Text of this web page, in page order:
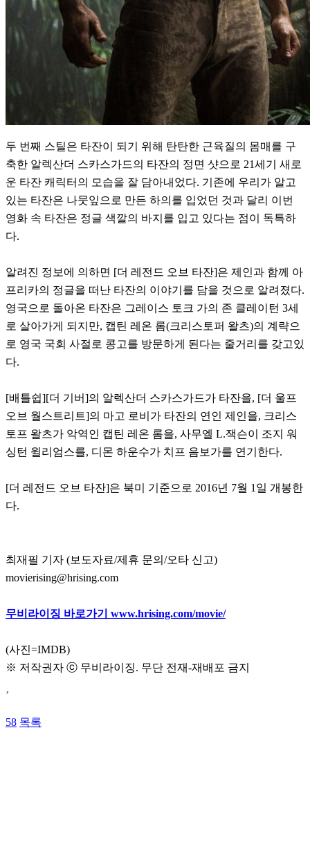
두 번째 스틸은 타잔이 되기 위해 탄탄한 근육질의 몸매를 구
축한 알렉산더 스카스가드의 타잔의 정면 샷으로 21세기 새로
운 타잔 캐릭터의 모습을 잘 담아내었다. 기존에 우리가 알고
있는 타잔은 나뭇잎으로 만든 하의를 입었던 것과 달리 이번
영화 속 타잔은 정글 색깔의 바지를 입고 있다는 점이 독특하
다.
알려진 정보에 의하면 [더 레전드 오브 타잔]은 제인과 함께 아
프리카의 정글을 떠난 타잔의 이야기를 담을 것으로 알려졌다.
영국으로 돌아온 타잔은 그레이스 토크 가의 존 클레이턴 3세
로 살아가게 되지만, 캡틴 레온 롬(크리스토퍼 왈츠)의 계략으
로 영국 국회 사절로 콩고를 방문하게 된다는 줄거리를 갖고있
다.
[배틀쉽][더 기버]의 알렉산더 스카스가드가 타잔을, [더 울프
오브 월스트리트]의 마고 로비가 타잔의 연인 제인을, 크리스
토프 왈츠가 악역인 캡틴 레온 롬을, 사무엘 L.잭슨이 조지 워
싱턴 윌리엄스를, 디몬 하운수가 치프 음보가를 연기한다.
[더 레전드 오브 타잔]은 북미 기준으로 2016년 7월 1일 개봉한
다.
최재필 기자 (보도자료/제휴 문의/오타 신고)
movierising@hrising.com
무비라이징 바로가기 www.hrising.com/movie/
(사진=IMDB)
※ 저작권자 ⓒ 무비라이징. 무단 전재-재배포 금지
’
58 목록